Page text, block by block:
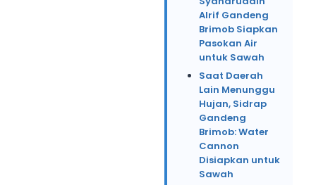
Alrif Gandeng
Brimob Siapkan
Pasokan Air
untuk Sawah
Saat Daerah
Lain Menunggu
Hujan, Sidrap
Gandeng
Brimob: Water
Cannon
Disiapkan untuk
Sawah